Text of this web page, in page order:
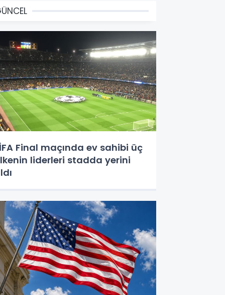
Final maçında ev sahibi üç
liderleri stadda yerini